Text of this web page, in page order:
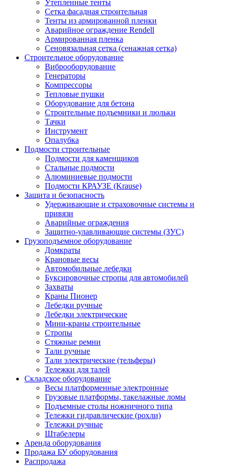
Утепленные тенты
Сетка фасадная строительная
Тенты из армированной пленки
Аварийное ограждение Rendell
Армированная пленка
Сеновязальная сетка (сенажная сетка)
Строительное оборудование
Виброоборудование
Генераторы
Компрессоры
Тепловые пушки
Оборудование для бетона
Строительные подъемники и люльки
Тачки
Инструмент
Опалубка
Подмости строительные
Подмости для каменщиков
Стальные подмости
Алюминиевые подмости
Подмости КРАУЗЕ (Krause)
Защита и безопасность
Удерживающие и страховочные системы и
привязи
Аварийные ограждения
Защитно-улавливающие системы (ЗУС)
Грузоподъемное оборудование
Домкраты
Крановые весы
Автомобильные лебедки
Буксировочные стропы для автомобилей
Захваты
Краны Пионер
Лебедки ручные
Лебедки электрические
Мини-краны строительные
Стропы
Стяжные ремни
Тали ручные
Тали электрические (тельферы)
Тележки для талей
Складское оборудование
Весы платформенные электронные
Грузовые платформы, такелажные ломы
Подъемные столы ножничного типа
Тележки гидравлические (рохли)
Тележки ручные
Штабелеры
Аренда оборудования
Продажа БУ оборудования
Распродажа